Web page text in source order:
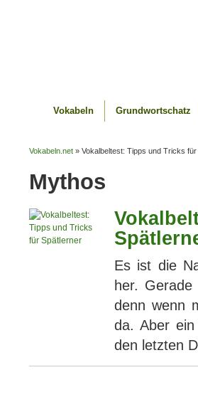
Vokabeln Grundwortschatz
Vokabeln.net» Vokalbeltest: Tipps und Tricks für
Mythos
Es ist die
her.
denn wenn
da. Aber
den letzten